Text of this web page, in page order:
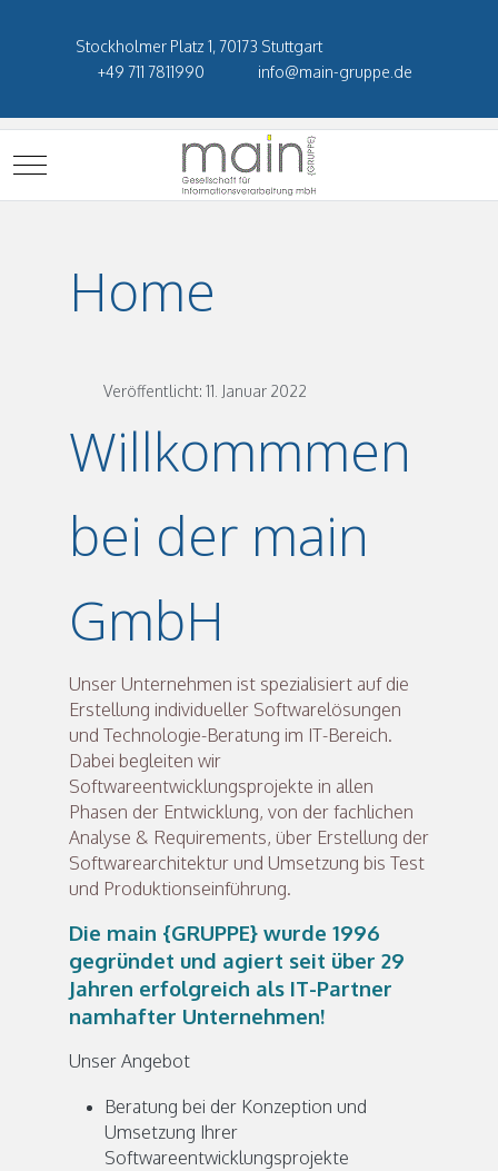
Stockholmer Platz 1, 70173 Stuttgart
+49 711 7811990
info@main-gruppe.de
Mobile Menu Toggle
Home
Veröffentlicht: 11. Januar 2022
Willkommmen
bei der main
GmbH
Unser Unternehmen ist spezialisiert auf die
Erstellung individueller Softwarelösungen
und Technologie-Beratung im IT-Bereich.
Dabei begleiten wir
Softwareentwicklungsprojekte in allen
Phasen der Entwicklung, von der fachlichen
Analyse & Requirements, über Erstellung der
Softwarearchitektur und Umsetzung bis Test
und Produktionseinführung.
Die main {GRUPPE} wurde 1996
gegründet und agiert seit über 29
Jahren erfolgreich als IT-Partner
namhafter Unternehmen!
Unser Angebot
Beratung bei der Konzeption und
Umsetzung Ihrer
Softwareentwicklungsprojekte